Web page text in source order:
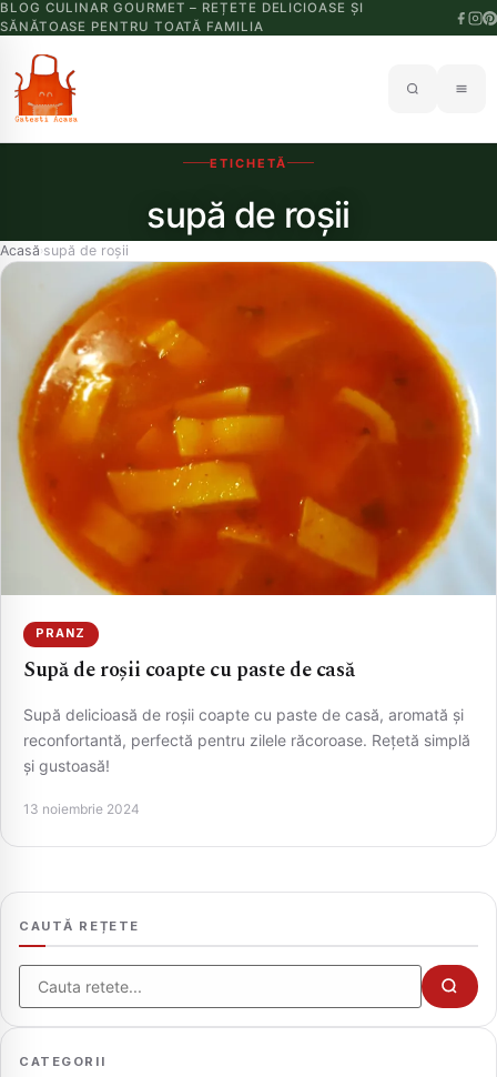
BLOG CULINAR GOURMET – REȚETE DELICIOASE ȘI
SĂNĂTOASE PENTRU TOATĂ FAMILIA
ETICHETĂ
supă de roșii
Acasă›supă de roșii
PRANZ
Supă de roșii coapte cu paste de casă
Supă delicioasă de roșii coapte cu paste de casă, aromată și
reconfortantă, perfectă pentru zilele răcoroase. Rețetă simplă
și gustoasă!
13 noiembrie 2024
CAUTĂ REȚETE
Cauta
CATEGORII